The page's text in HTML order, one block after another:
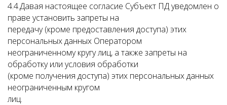
4.4.Давая настоящее согласие Субъект ПД уведомлен о
праве установить запреты на
передачу (кроме предоставления доступа) этих
персональных данных Оператором
неограниченному кругу лиц, а также запреты на
обработку или условия обработки
(кроме получения доступа) этих персональных данных
неограниченным кругом
лиц.